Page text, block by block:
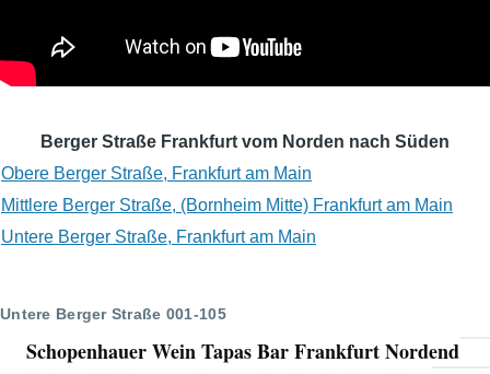
Berger Straße Frankfurt vom Norden nach Süden
Obere Berger Straße, Frankfurt am Main
Mittlere Berger Straße, (Bornheim Mitte) Frankfurt am Main
Untere Berger Straße, Frankfurt am Main
Untere Berger Straße 001-105
Schopenhauer Wein Tapas Bar Frankfurt Nordend